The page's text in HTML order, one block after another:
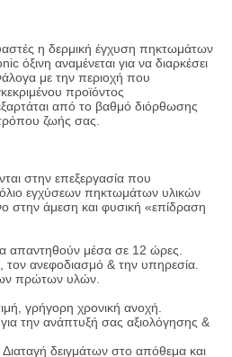
η δερμική έγχυση πηκτωμάτων
όξινη αναμένεται για να διαρκέσει
με την περιοχή που
προϊόντος
από το βαθμό διόρθωσης
τρόπου ζωής σας.
στην επεξεργασία που
εγχύσεων πηκτωμάτων υλικών
στην άμεση και φυσική «επίδραση
απαντηθούν μέσα σε 12 ώρες.
ανεφοδιασμό & την υπηρεσία.
πρώτων υλών.
γρήγορη χρονική ανοχή.
για την ανάπτυξή σας αξιολόγησης &
δειγμάτων στο απόθεμα και